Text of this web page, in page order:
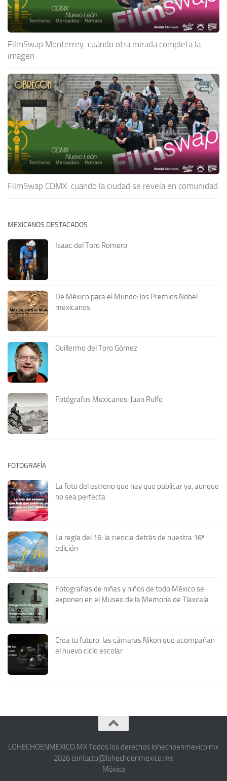
FilmSwap Monterrey: cuando otra mirada completa la
imagen
FilmSwap CDMX: cuando la ciudad se revela en comunidad
MEXICANOS DESTACADOS
Isaac del Toro Romero
De México para el Mundo: los Premios Nobel
mexicanos
Guillermo del Toro Gómez
Fotógrafos Mexicanos: Juan Rulfo
FOTOGRAFÍA
La foto del estreno que hay que publicar ya, aunque
no sea perfecta
La regla del 16: la ciencia detrás de nuestra 16ª
edición
Fotografías de niñas y niños de todo México se
exponen en el Museo de la Memoria de Tlaxcala
Crea tu futuro: las cámaras Nikon que acompañan
el nuevo ciclo escolar
LOHECHOENMEXICO.MX Todos los derechos lohechoenmexico.mx
2026 contacto@lohechoenmexico.mx
México